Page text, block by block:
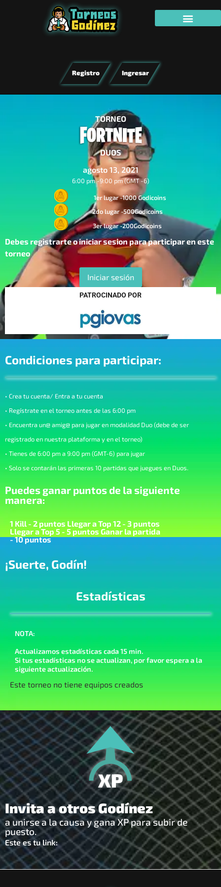
Registro Ingresar
TORNEO
DUOS
agosto 13, 2021
6:00 pm -9:00 pm (GMT -6)
1er lugar -1000 Godicoins
2do lugar -500Godicoins
3er lugar -200Godicoins
Debes registrarte o iniciar sesion para participar en este
torneo
Iniciar sesión
PATROCINADO POR
Condiciones para participar:
• Crea tu cuenta/ Entra a tu cuenta
• Regístrate en el torneo antes de las 6:00 pm
• Encuentra un@ amig@ para jugar en modalidad Duo (debe de ser
registrado en nuestra plataforma y en el torneo)
• Tienes de 6:00 pm a 9:00 pm (GMT-6) para jugar
• Solo se contarán las primeras 10 partidas que juegues en Duos.
Puedes ganar puntos de la siguiente
manera:
1 Kill - 2 puntos Llegar a Top 12 - 3 puntos
Llegar a Top 5 - 5 puntos Ganar la partida
- 10 puntos
¡Suerte, Godín!
Estadísticas
NOTA:
Actualizamos estadísticas cada 15 min.
Si tus estadísticas no se actualizan, por favor espera a la
siguiente actualización.
Este torneo no tiene equipos creados
Invita a otros Godínez
a unirse a la causa y gana XP para subir de
puesto.
Este es tu link: